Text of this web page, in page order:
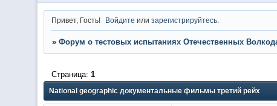
Привет, Гость! Войдите илизарегистрируйтесь
» Форум о тестовых испытаниях Отечественных
National geographic документальные фильмы третий рейх
Страница: 1